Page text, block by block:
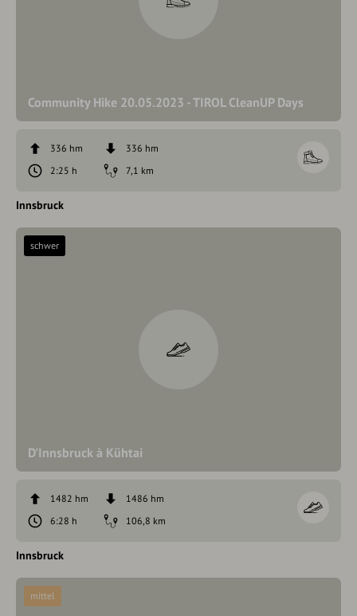
Community Hike 20.05.2023 - TIROL CleanUP Days
336 hm
336 hm
2:25 h
7,1 km
Innsbruck
D'Innsbruck à Kühtai
schwer
1482 hm
1486 hm
6:28 h
106,8 km
Innsbruck
mittel